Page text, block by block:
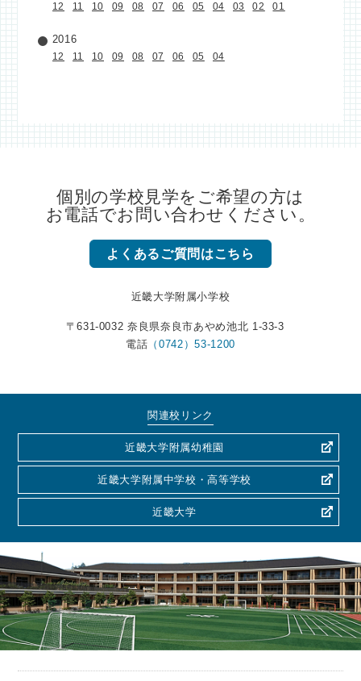
12 11 10 09 08 07 06 05 04 03 02 01
2016
12 11 10 09 08 07 06 05 04
個別の学校見学をご希望の方は
お電話でお問い合わせください。
よくあるご質問はこちら
近畿大学附属小学校
〒631-0032 奈良県奈良市あやめ池北 1-33-3
電話 （0742）53-1200
関連校リンク
近畿大学附属幼稚園
近畿大学附属中学校・高等学校
近畿大学